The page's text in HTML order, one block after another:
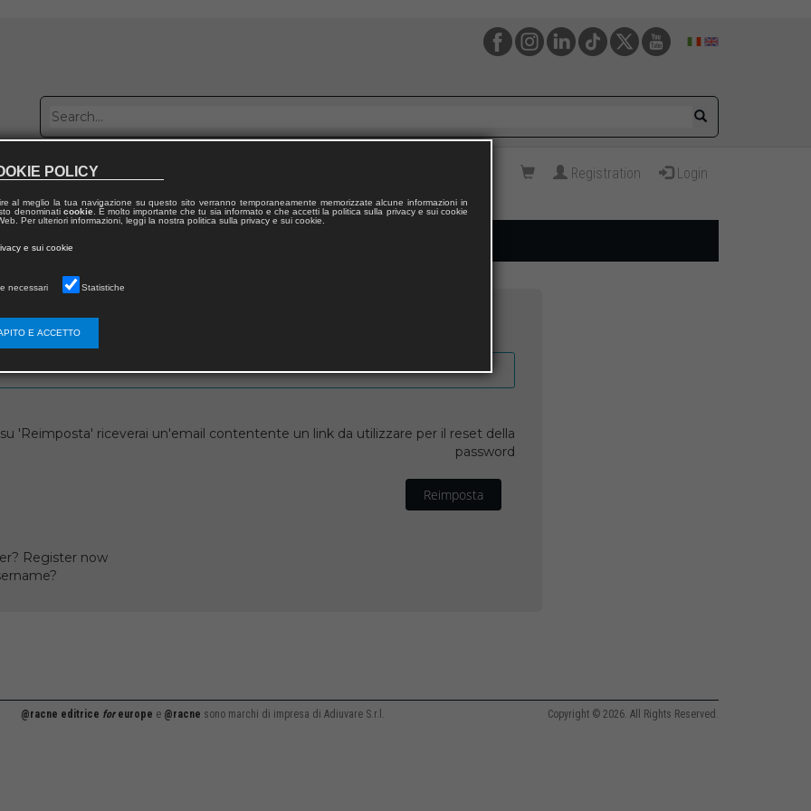
with us Registration Login
'Reimposta' riceverai un'email contentente un link da utilizzare per il reset della
password
Reimposta
Register now
@racne editrice foreurope e @racne sono marchi di impresa di Adiuvare S.r.l. Copyright © 2026. All Rights Reserved.
POLICY
al meglio la tua navigazione su questo sito verranno temporaneamente memorizzate alcune informazioni in
denominati cookie. È molto importante che tu sia informato e che accetti la politica sulla privacy e sui cookie
Per ulteriori informazioni, leggi la nostra politica sulla privacy e sui cookie.
e sui cookie
necessari Statistiche
E ACCETTO